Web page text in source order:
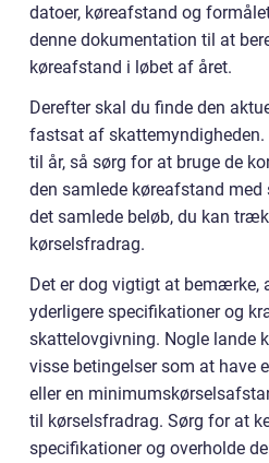
datoer, køreafstand og
denne dokumentation til at
køreafstand i løbet af året.
Derefter skal du finde den
fastsat af skattemyndigheden.
til år, så sørg for at bruge de
den samlede køreafstand med
det samlede beløb, du kan
kørselsfradrag.
Det er dog vigtigt at bemærke,
yderligere specifikationer og
skattelovgivning. Nogle lande
visse betingelser som at have
eller en
til kørselsfradrag. Sørg for at
specifikationer og overholde